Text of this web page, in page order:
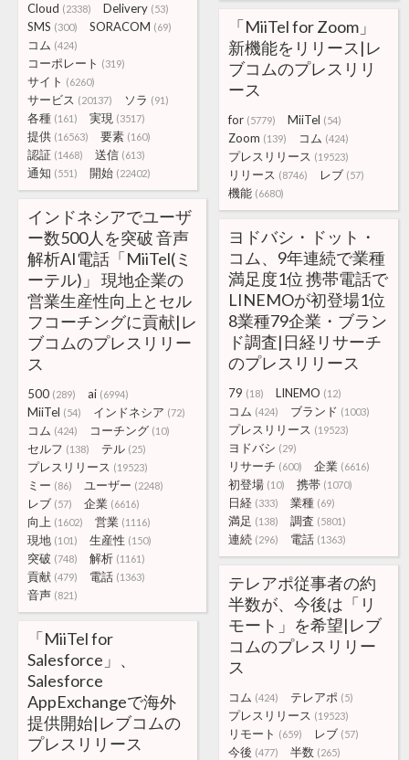
Cloud (2338) Delivery (53)
SMS (300) SORACOM (69)
コム (424)
コーポレート (319)
サイト (6260)
サービス (20137) ソラ (91)
各種 (161) 実現 (3517)
提供 (16563) 要素 (160)
認証 (1468) 送信 (613)
通知 (551) 開始 (22402)
「MiiTel for Zoom」
新機能をリリース|レ
ブコムのプレスリリ
ース
for (5779) MiiTel (54)
Zoom (139) コム (424)
プレスリリース (19523)
リリース (8746) レブ (57)
機能 (6680)
インドネシアでユーザ
ー数500人を突破 音声
解析AI電話「MiiTel(ミ
ーテル)」 現地企業の
営業生産性向上とセル
フコーチングに貢献|レ
ブコムのプレスリリー
ス
500 (289) ai (6994)
MiiTel (54) インドネシア (72)
コム (424) コーチング (10)
セルフ (138) テル (25)
プレスリリース (19523)
ミー (86) ユーザー (2248)
レブ (57) 企業 (6616)
向上 (1602) 営業 (1116)
現地 (101) 生産性 (150)
突破 (748) 解析 (1161)
貢献 (479) 電話 (1363)
音声 (821)
ヨドバシ・ドット・
コム、9年連続で業種
満足度1位 携帯電話で
LINEMOが初登場1位
8業種79企業・ブラン
ド調査|日経リサーチ
のプレスリリース
79 (18) LINEMO (12)
コム (424) ブランド (1003)
プレスリリース (19523)
ヨドバシ (29)
リサーチ (600) 企業 (6616)
初登場 (10) 携帯 (1070)
日経 (333) 業種 (69)
満足 (138) 調査 (5801)
連続 (296) 電話 (1363)
テレアポ従事者の約
半数が、今後は「リ
モート」を希望|レブ
コムのプレスリリー
ス
コム (424) テレアポ (5)
プレスリリース (19523)
リモート (659) レブ (57)
今後 (477) 半数 (265)
「MiiTel for
Salesforce」、
Salesforce
AppExchangeで海外
提供開始|レブコムの
プレスリリース